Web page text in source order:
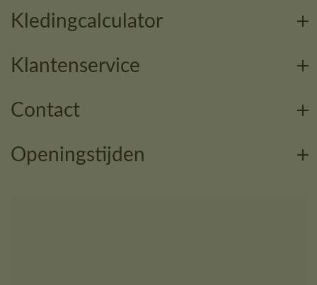
Kledingcalculator
Klantenservice
Contact
Openingstijden